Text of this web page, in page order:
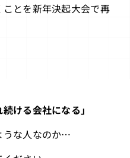
とを新年決起大会で再
ける会社になる」
うな人なのか…